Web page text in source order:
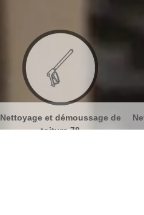
Nettoyage et pose de gouttières
78